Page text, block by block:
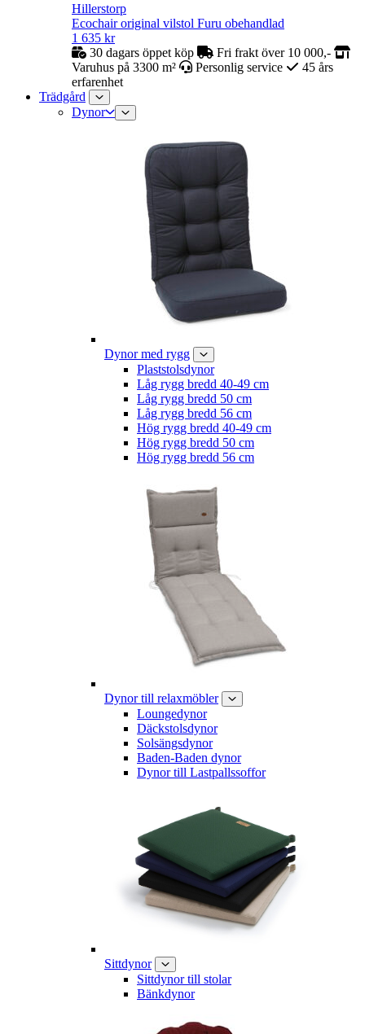
Hillerstorp
Ecochair original vilstol Furu obehandlad
1 635 kr
30 dagars öppet köp
Fri frakt över 10 000,-
Varuhus på 3300 m²
Personlig service
45 års
erfarenhet
Trädgård
Dynor
Dynor med rygg
Plaststolsdynor
Låg rygg bredd 40-49 cm
Låg rygg bredd 50 cm
Låg rygg bredd 56 cm
Hög rygg bredd 40-49 cm
Hög rygg bredd 50 cm
Hög rygg bredd 56 cm
Dynor till relaxmöbler
Loungedynor
Däckstolsdynor
Solsängsdynor
Baden-Baden dynor
Dynor till Lastpallssoffor
Sittdynor
Sittdynor till stolar
Bänkdynor